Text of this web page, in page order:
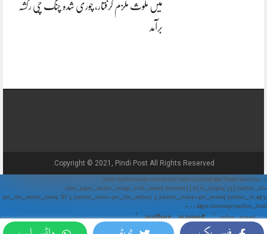
میں ملوث ملزم گرفتار، چوری شدہ چنگ چی رکشہ
برآمد
Copyright © 2021, Pindi Post All Rights Reserved.
// Show Author Image with Author Name in UrduPaper Theme function
urdu_paper_author_image_with_name($content) { if (is_single()) { $author_id =
get_the_author_meta('ID'); $author_name = get_the_author(); $author_avatar = get_avatar($author_id, 48);
// 48px size image $author_html = '
' . $author_avatar . '
' . $author_name . '